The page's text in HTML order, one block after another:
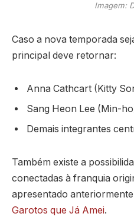
Imagem:
Caso a nova temporada
principal deve retornar:
Anna Cathcart (Kitty
Sang Heon Lee (Min-
Demais integrantes
Também existe a
conectadas à franquia
apresentado
Garotos que Já Amei.